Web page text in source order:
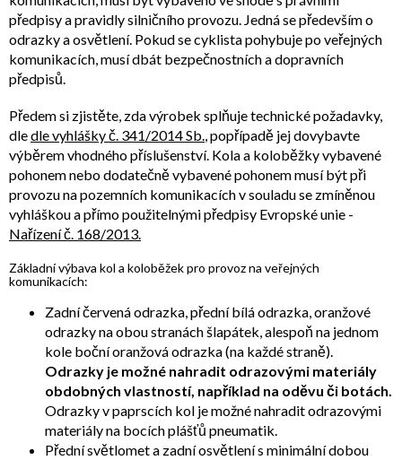
předpisy a pravidly silničního provozu. Jedná se především o
odrazky a osvětlení. Pokud se cyklista pohybuje po veřejných
komunikacích, musí dbát bezpečnostních a dopravních
předpisů.
Předem si zjistěte, zda výrobek splňuje technické požadavky,
dledle vyhlášky č. 341/2014 Sb., popřípadě jej dovybavte
výběrem vhodného příslušenství. Kola a koloběžky vybavené
pohonem nebo dodatečně vybavené pohonem musí být při
provozu na pozemních komunikacích v souladu se zmíněnou
vyhláškou a přímo použitelnými předpisy Evropské unie -
Nařízení č. 168/2013.
Základní výbava kol a koloběžek pro provoz na veřejných
komunikacích:
Zadní červená odrazka, přední bílá odrazka, oranžové
odrazky na obou stranách šlapátek, alespoň na jednom
kole boční oranžová odrazka (na každé straně).
Odrazky je možné nahradit odrazovými materiály
obdobných vlastností, například na oděvu či botách.
Odrazky v paprscích kol je možné nahradit odrazovými
materiály na bocích plášťů pneumatik.
Přední světlomet a zadní osvětlení s minimální dobou